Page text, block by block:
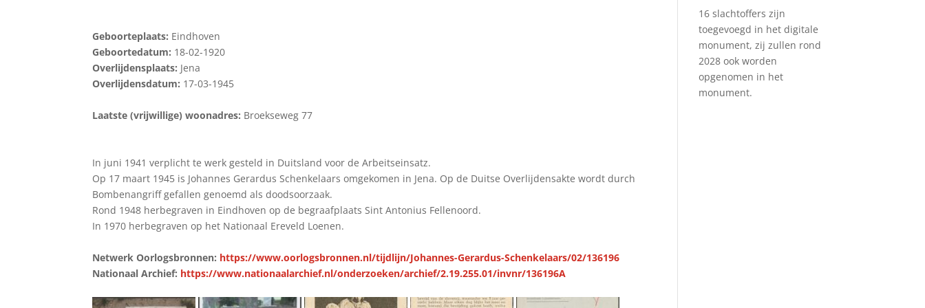
Geboorteplaats: Eindhoven
Geboortedatum: 18-02-1920
Overlijdensplaats: Jena
Overlijdensdatum: 17-03-1945
Laatste (vrijwillige) woonadres: Broekseweg 77
In juni 1941 verplicht te werk gesteld in Duitsland voor de Arbeitseinsatz.
Op 17 maart 1945 is Johannes Gerardus Schenkelaars omgekomen in Jena. Op de Duitse Overlijdensakte wordt durch
Bombenangriff gefallen genoemd als doodsoorzaak.
Rond 1948 herbegraven in Eindhoven op de begraafplaats Sint Antonius Fellenoord.
In 1970 herbegraven op het Nationaal Ereveld Loenen.
Netwerk Oorlogsbronnen: https://www.oorlogsbronnen.nl/tijdlijn/Johannes-Gerardus-Schenkelaars/02/136196
Nationaal Archief: https://www.nationaalarchief.nl/onderzoeken/archief/2.19.255.01/invnr/136196A
16 slachtoffers zijn
toegevoegd in het digitale
monument, zij zullen rond
2028 ook worden
opgenomen in het
monument.